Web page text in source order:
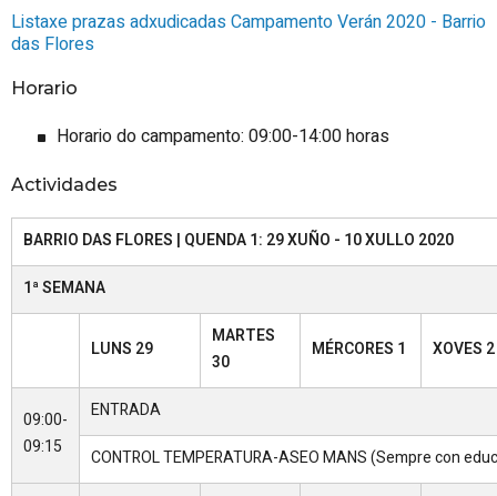
Listaxe prazas adxudicadas Campamento Verán 2020 - Barrio
das Flores
Horario
Horario do campamento: 09:00-14:00 horas
Actividades
BARRIO DAS FLORES | QUENDA 1: 29 XUÑO - 10 XULLO 2020
1ª SEMANA
LUNS 29
MARTES
30
MÉRCORES 1 XOVES 2
09:00-
09:15
ENTRADA
CONTROL TEMPERATURA-ASEO MANS (Sempre con